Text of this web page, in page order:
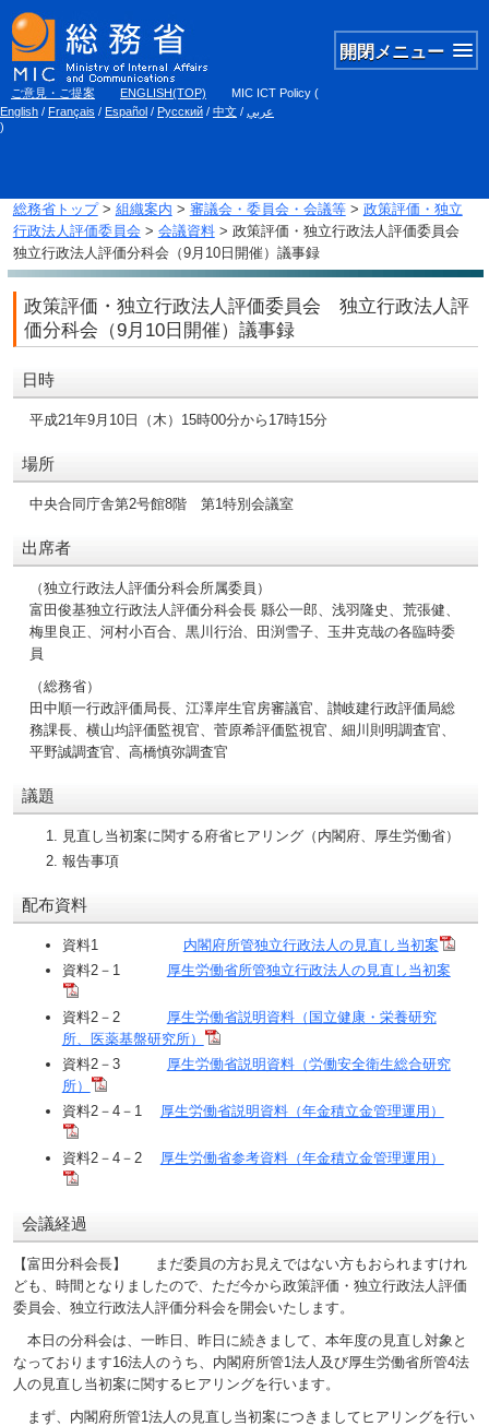
開閉メニュー
ご意見・ご提案 ENGLISH(TOP) MIC ICT Policy (
English / Français / Español / Русский / 中文 / عربي
)
総務省トップ> 組織案内 > 審議会・委員会・会議等> 政策評価・独立
行政法人評価委員会 > 会議資料> 政策評価・独立行政法人評価委員会
独立行政法人評価分科会（9月10日開催）議事録
政策評価・独立行政法人評価委員会 独立行政法人評
価分科会（9月10日開催）議事録
日時
平成21年9月10日（木）15時00分から17時15分
場所
中央合同庁舎第2号館8階 第1特別会議室
出席者
（独立行政法人評価分科会所属委員）
富田俊基独立行政法人評価分科会長 縣公一郎、浅羽隆史、荒張健、
梅里良正、河村小百合、黒川行治、田渕雪子、玉井克哉の各臨時委
員
（総務省）
田中順一行政評価局長、江澤岸生官房審議官、讃岐建行政評価局総
務課長、横山均評価監視官、菅原希評価監視官、細川則明調査官、
平野誠調査官、高橋慎弥調査官
議題
見直し当初案に関する府省ヒアリング（内閣府、厚生労働省）
報告事項
配布資料
資料1 内閣府所管独立行政法人の見直し当初案
資料2－1 厚生労働省所管独立行政法人の見直し当初案
資料2－2 厚生労働省説明資料（国立健康・栄養研究
所、医薬基盤研究所）
資料2－3 厚生労働省説明資料（労働安全衛生総合研究
所）
資料2－4－1 厚生労働省説明資料（年金積立金管理運用）
資料2－4－2 厚生労働省参考資料（年金積立金管理運用）
会議経過
【富田分科会長】 まだ委員の方お見えではない方もおられますけれ
ども、時間となりましたので、ただ今から政策評価・独立行政法人評価
委員会、独立行政法人評価分科会を開会いたします。
本日の分科会は、一昨日、昨日に続きまして、本年度の見直し対象と
なっております16法人のうち、内閣府所管1法人及び厚生労働省所管4法
人の見直し当初案に関するヒアリングを行います。
まず、内閣府所管1法人の見直し当初案につきましてヒアリングを行い